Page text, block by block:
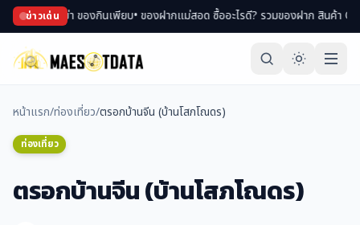
ข่าวเด่น
องพม่า ของกินเพียบ• ของฝากแม่สอด ซื้ออะไรดี? รวมของฝาก สินค้า OTOP ขึ้น
หน้าแรก/ท่องเที่ยว/ตรอกบ้านจีน (บ้านโสภโณดร)
ท่องเที่ยว
ตรอกบ้านจีน (บ้านโสภโณดร)